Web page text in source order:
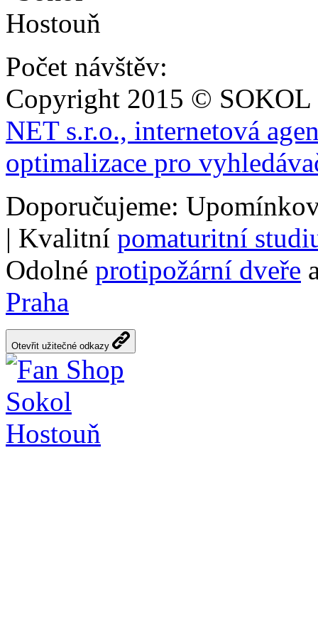
Počet návštěv:
Copyright 2015 ©
NET s.r.o., internetová
optimalizace pro
Doporučujeme:
| Kvalitní pomaturitní
Odolné protipožární dveře
Praha
Otevřit užitečné odkazy